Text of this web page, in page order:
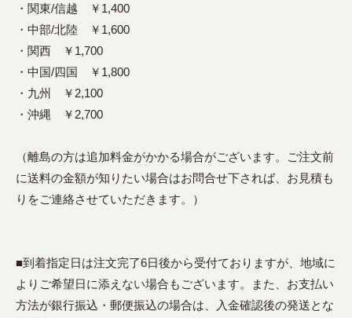
・関東/信越 ￥1,400
・中部/北陸 ￥1,600
・関西 ￥1,700
・中国/四国 ￥1,800
・九州 ￥2,100
・沖縄 ￥2,700
（離島の方は追加料金がかかる場合がございます。ご注文前
に送料の金額が知りたい場合はお問合せ下されば、お見積も
りをご連絡させていただきます。）
■到着指定日は注文完了6日後から受付ておりますが、地域に
よりご希望日に添えない場合もございます。また、お支払い
方法が銀行振込・郵便振込の場合は、入金確認後の発送とな